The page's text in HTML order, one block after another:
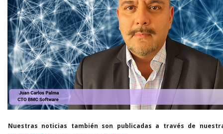
Nuestras noticias también son publicadas a través de